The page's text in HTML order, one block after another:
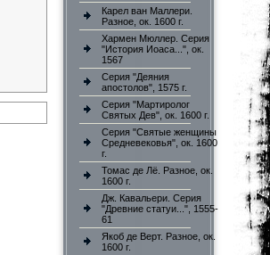
Карел ван Маллери.
Разное, ок. 1600 г.
Хармен Мюллер. Серия
"История Иоаса...", ок.
1567
Серия "Деяния
апостолов", 1575 г.
Серия "Мартиролог
Святых Дев", ок. 1600 г.
Серия "Святые женщины
Средневековья", ок. 1600
г.
Томас де Лё. Разное, ок.
1600 г.
Дж. Кавальери. Серия
"Древние статуи...", 1555-
61
Якоб де Верт. Разное, ок.
1600 г.